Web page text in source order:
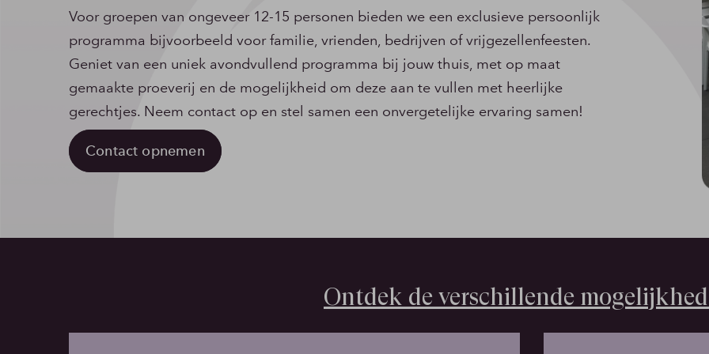
Voor groepen van ongeveer 12-15 personen bieden we een exclusieve persoonlijk
programma bijvoorbeeld voor familie, vrienden, bedrijven of vrijgezellenfeesten.
Geniet van een uniek avondvullend programma bij jouw thuis, met op maat
gemaakte proeverij en de mogelijkheid om deze aan te vullen met heerlijke
gerechtjes. Neem contact op en stel samen een onvergetelijke ervaring samen!
Contact opnemen
Ontdek de verschillende